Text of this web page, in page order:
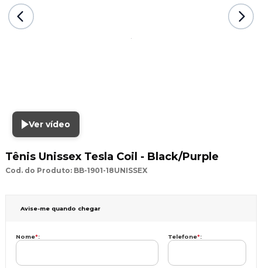
Ver vídeo
Tênis Unissex Tesla Coil - Black/Purple
Cod. do Produto: BB-1901-18UNISSEX
Avise-me quando chegar
Nome*: Telefone*: